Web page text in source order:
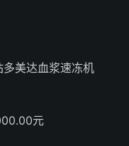
美达血浆速冻机
元